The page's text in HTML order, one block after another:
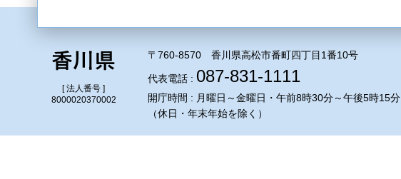
[ 法人番号 ]
8000020370002
〒760-8570 香川県高松市番町四丁目1番10号
代表電話 : 087-831-1111
開庁時間 : 月曜日～金曜日・午前8時30分～午後5時15分
（休日・年末年始を除く）